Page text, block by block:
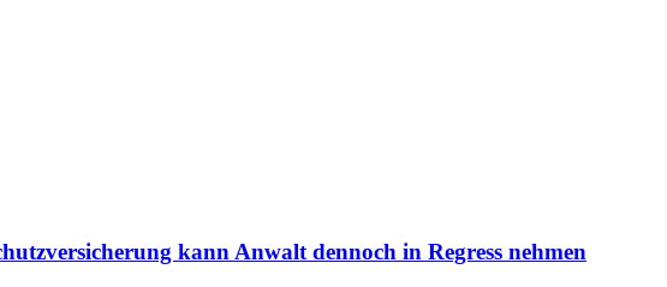
kann Anwalt dennoch in Regress nehmen